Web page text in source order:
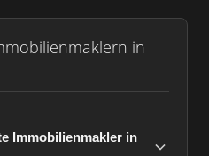
in
Immobilienmakler in